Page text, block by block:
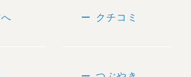
remove クチコミ